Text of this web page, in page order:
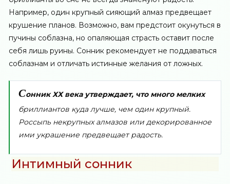
Например, один крупный сияющий алмаз предвещает
крушение планов. Возможно, вам предстоит окунуться в
пучины соблазна, но опаляющая страсть оставит после
себя лишь руины. Сонник рекомендует не поддаваться
соблазнам и отличать истинные желания от ложных.
Сонник ХХ века утверждает, что много мелких
бриллиантов куда лучше, чем один крупный.
Россыпь некрупных алмазов или декорированное
ими украшение предвещает радость.
Интимный сонник